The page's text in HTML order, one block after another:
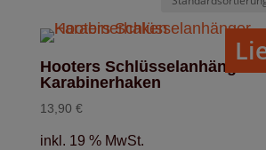
Hooters Schlüsselanhänger
Karabinerhaken
13,90 €
inkl. 19 % MwSt.